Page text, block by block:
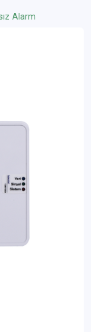
Alarm